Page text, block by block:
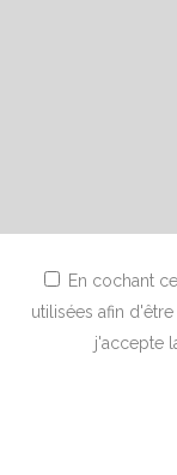
En cochant
utilisées afin
j'accepte